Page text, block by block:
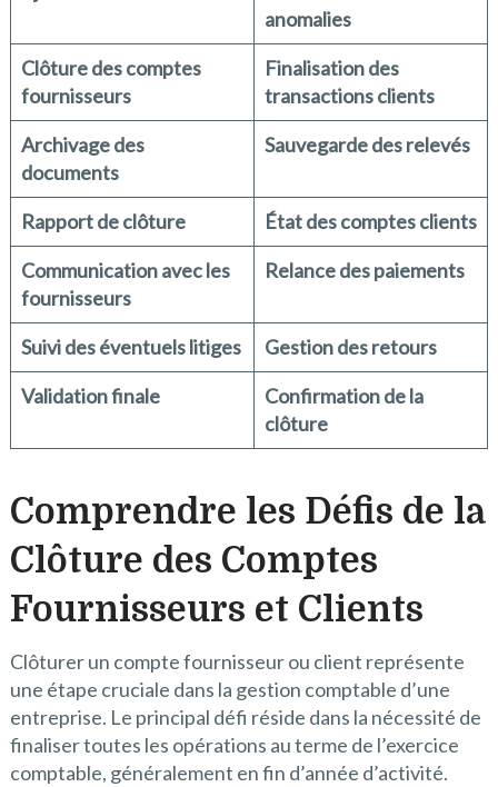
anomalies
Clôture des comptes
fournisseurs
Finalisation des
transactions clients
Archivage des
documents
Sauvegarde des relevés
Rapport de clôture
État des comptes clients
Communication avec les
fournisseurs
Relance des paiements
Suivi des éventuels litiges
Gestion des retours
Validation finale
Confirmation de la
clôture
Comprendre les Défis de la
Clôture des Comptes
Fournisseurs et Clients
Clôturer un compte fournisseur ou client représente
une étape cruciale dans la gestion comptable d’une
entreprise. Le principal défi réside dans la nécessité de
finaliser toutes les opérations au terme de l’exercice
comptable, généralement en fin d’année d’activité.